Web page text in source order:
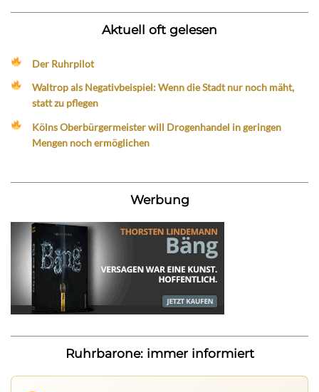
Aktuell oft gelesen
Der Ruhrpilot
Waltrop als Negativbeispiel: Wenn die Stadt nur noch mäht,
statt zu pflegen
Kölns Oberbürgermeister will Drogenhandel in geringen
Mengen noch ermöglichen
Werbung
Ruhrbarone: immer informiert